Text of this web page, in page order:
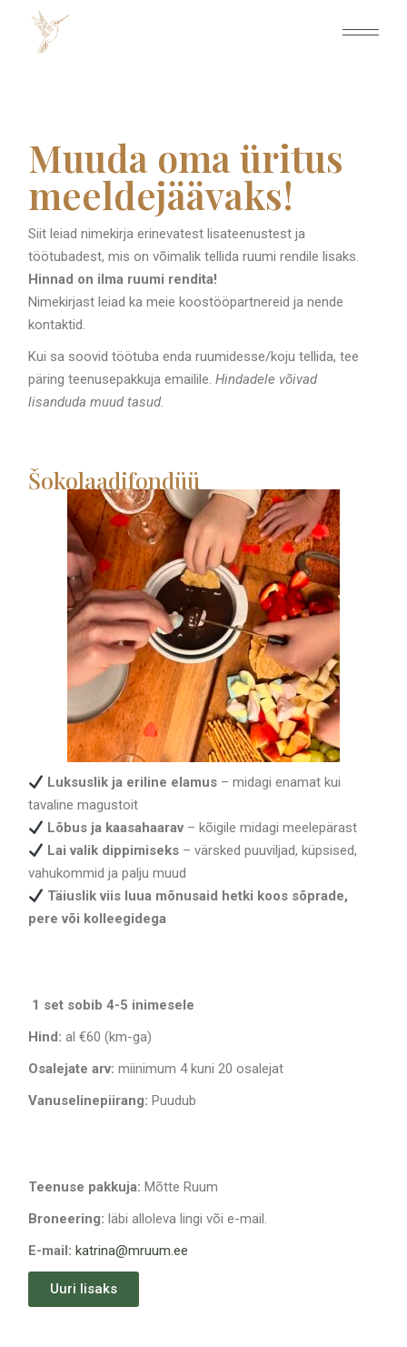
Muuda oma üritus
meeldejäävaks!
Siit leiad nimekirja erinevatest lisateenustest ja
töötubadest, mis on võimalik tellida ruumi rendile lisaks.
Hinnad on ilma ruumi rendita!
Nimekirjast leiad ka meie koostööpartnereid ja nende
kontaktid.
Kui sa soovid töötuba enda ruumidesse/koju tellida, tee
päring teenusepakkuja emailile.Hindadele võivad
lisanduda muud tasud.
Šokolaadifondüü
Luksuslik ja eriline elamus – midagi enamat kui
tavaline magustoit
Lõbus ja kaasahaarav – kõigile midagi meelepärast
Lai valik dippimiseks – värsked puuviljad, küpsised,
vahukommid ja palju muud
Täiuslik viis luua mõnusaid hetki koos sõprade,
pere või kolleegidega
1 set sobib 4-5 inimesele
Hind: al €60 (km-ga)
Osalejate arv: miinimum 4 kuni 20 osalejat
Vanuselinepiirang:Puudub
Teenuse pakkuja: Mõtte Ruum
Broneering: läbi alloleva lingi või e-mail.
E-mail: katrina@mruum.ee
Uuri lisaks